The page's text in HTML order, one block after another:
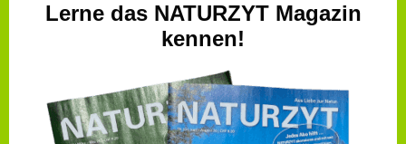
Lerne das NATURZYT Magazin
kennen!